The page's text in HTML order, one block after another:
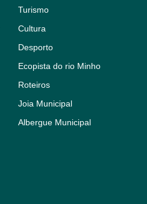
Turismo
Cultura
Desporto
Ecopista do rio Minho
Roteiros
Joia Municipal
Albergue Municipal